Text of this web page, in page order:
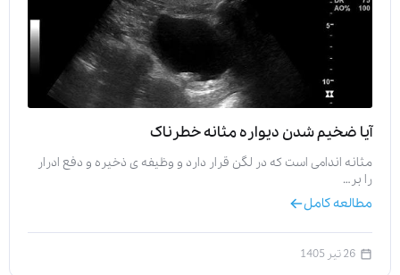
آیا ضخیم شدن دیواره مثانه خطرناک
مثانه اندامی است که در لگن قرار دارد و وظیفه‌ ی ذخیره و دفع ادرار
را بر…
مطالعه کامل
26 تیر 1405